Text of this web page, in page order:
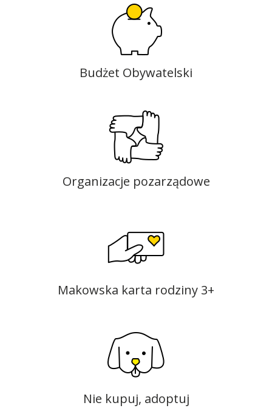
Budżet Obywatelski
Organizacje pozarządowe
Makowska karta rodziny 3+
Nie kupuj, adoptuj